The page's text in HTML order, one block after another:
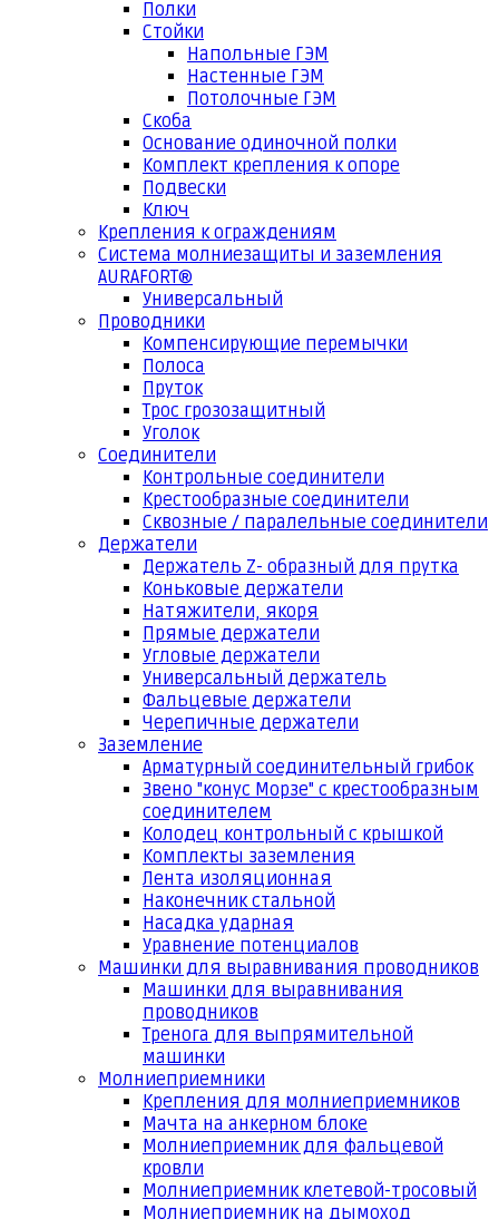
Полки
Стойки
Напольные ГЭМ
Настенные ГЭМ
Потолочные ГЭМ
Скоба
Основание одиночной полки
Комплект крепления к опоре
Подвески
Ключ
Крепления к ограждениям
Система молниезащиты и заземления
AURAFORT®
Универсальный
Проводники
Компенсирующие перемычки
Полоса
Пруток
Трос грозозащитный
Уголок
Соединители
Контрольные соединители
Крестообразные соединители
Сквозные / паралельные соединители
Держатели
Держатель Z- образный для прутка
Коньковые держатели
Натяжители, якоря
Прямые держатели
Угловые держатели
Универсальный держатель
Фальцевые держатели
Черепичные держатели
Заземление
Арматурный соединительный грибок
Звено "конус Морзе" с крестообразным
соединителем
Колодец контрольный с крышкой
Комплекты заземления
Лента изоляционная
Наконечник стальной
Насадка ударная
Уравнение потенциалов
Машинки для выравнивания проводников
Машинки для выравнивания
проводников
Тренога для выпрямительной
машинки
Молниеприемники
Крепления для молниеприемников
Мачта на анкерном блоке
Молниеприемник для фальцевой
кровли
Молниеприемник клетевой-тросовый
Молниеприемник на дымоход